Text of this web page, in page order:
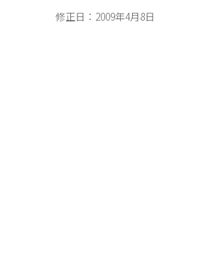
修正日：2009年4月8日